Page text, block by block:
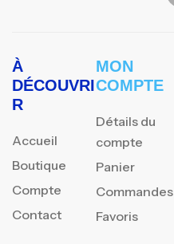
À
DÉCOUVRI
R
Accueil
Boutique
Compte
Contact
MON
COMPTE
Détails du
compte
Panier
Commandes
Favoris